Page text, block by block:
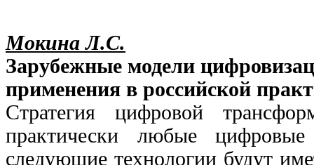
Мокина Л.С.
Зарубежные модели
применения в российской
Стратегия цифровой
практически любые
следующие технологии будут